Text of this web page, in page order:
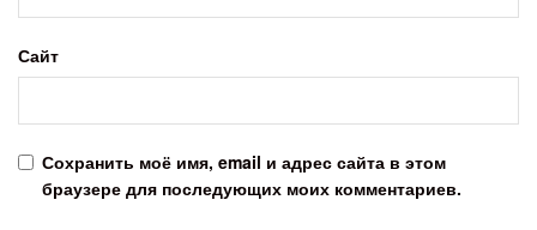
Сайт
Сохранить моё имя, email и адрес сайта в этом
браузере для последующих моих комментариев.